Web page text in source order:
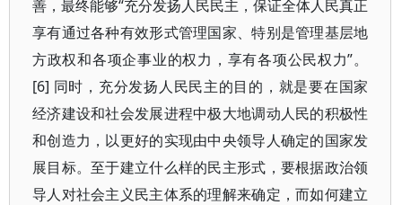
善，最终能够“充分发扬人民民主，保证全体人民真正
享有通过各种有效形式管理国家、特别是管理基层地
方政权和各项企事业的权力，享有各项公民权力”。
[6] 同时，充分发扬人民民主的目的，就是要在国家
经济建设和社会发展进程中极大地调动人民的积极性
和创造力，以更好的实现由中央领导人确定的国家发
展目标。至于建立什么样的民主形式，要根据政治领
导人对社会主义民主体系的理解来确定，而如何建立